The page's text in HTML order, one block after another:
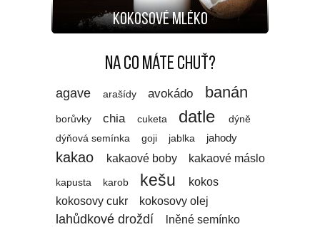
Kokosové mléko
Na co máte chuť?
agave arašídy avokádo banán
borůvky chia cuketa datle
dýně
dýňová semínka
goji jablka jahody
kakao kakaové boby kakaové máslo
kapusta karob kešu kokos
kokosovy cukr kokosovy olej
lahůdkové droždí lněné semínko